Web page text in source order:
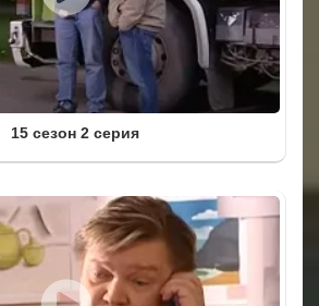
15 сезон 2 серия